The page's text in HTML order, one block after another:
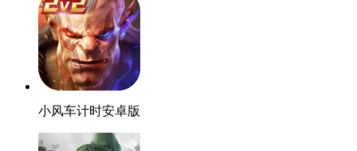
小风车计时安卓版